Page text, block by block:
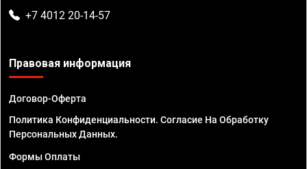
+7 4012 20-14-57
Правовая информация
Договор-Оферта
Политика Конфиденциальности. Согласие На Обработку
Персональных Данных.
Формы Оплаты